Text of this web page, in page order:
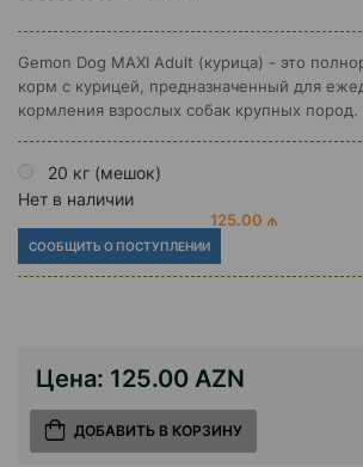
Gemon Dog MAXI Adult (курица) - это
корм с курицей, предназначенный для
кормления взрослых собак крупных пород.
20 кг (мешок)
Нет в наличии
125.00 ₼
СООБЩИТЬ О ПОСТУПЛЕНИИ
Цена: 125.00 AZN
ДОБАВИТЬ В КОРЗИНУ